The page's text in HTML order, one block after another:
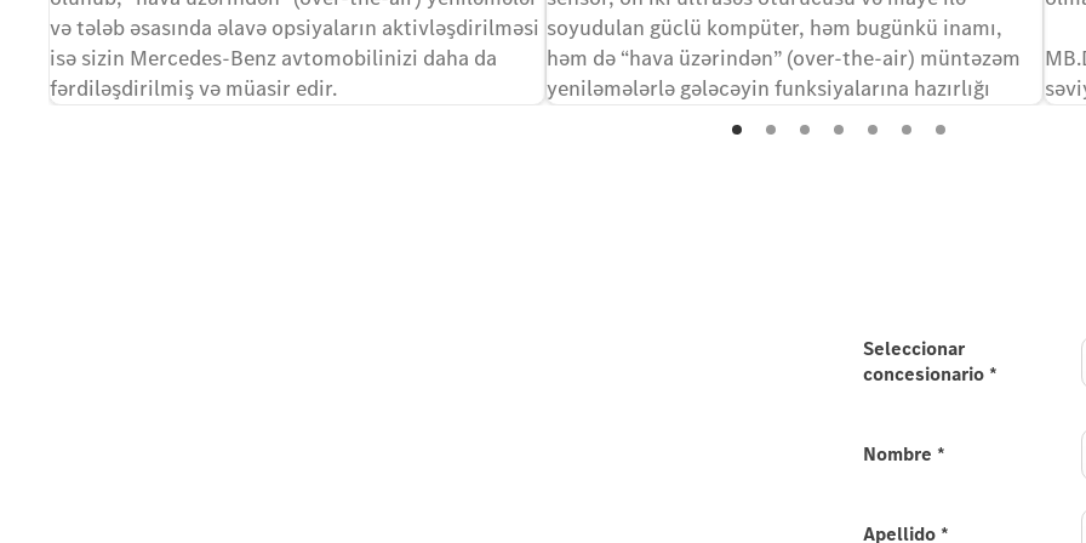
və tələb əsasında əlavə opsiyaların aktivləşdirilməsi
isə sizin Mercedes-Benz avtomobilinizi daha da
fərdiləşdirilmiş və müasir edir.
soyudulan güclü kompüter, həm bugünkü inamı,
həm də “hava üzərindən” (over-the-air) müntəzəm
yeniləmələrlə gələcəyin funksiyalarına hazırlığı
Seleccionar
concesionario *
Nombre *
Apellido *